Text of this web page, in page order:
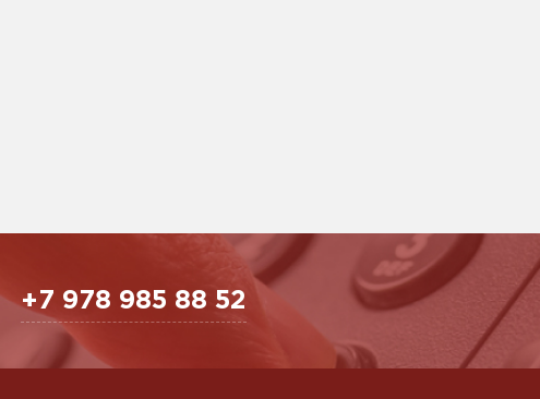
+7 978 985 88 52